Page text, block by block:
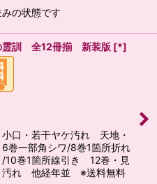
の状態です
霊訓 全12冊揃 新装版 [*]
口・若干ヤケ汚れ 天地・
巻一部角シワ/8巻1箇所折れ
/10巻1箇所線引き 12巻・見
汚れ 他経年並 ※送料無料